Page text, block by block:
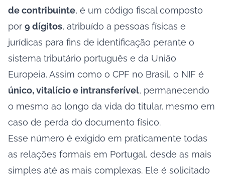
de contribuinte, é um código fiscal composto
por 9 dígitos, atribuído a pessoas físicas e
jurídicas para fins de identificação perante o
sistema tributário português e da União
Europeia. Assim como o CPF no Brasil, o NIF é
único, vitalício e intransferível, permanecendo
o mesmo ao longo da vida do titular, mesmo em
caso de perda do documento físico.
Esse número é exigido em praticamente todas
as relações formais em Portugal, desde as mais
simples até as mais complexas. Ele é solicitado